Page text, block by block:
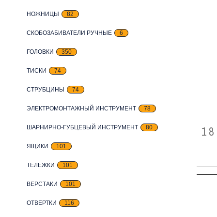
НОЖНИЦЫ 82
СКОБОЗАБИВАТЕЛИ РУЧНЫЕ 6
ГОЛОВКИ 350
ТИСКИ 74
СТРУБЦИНЫ 74
ЭЛЕКТРОМОНТАЖНЫЙ ИНСТРУМЕНТ 78
ШАРНИРНО-ГУБЦЕВЫЙ ИНСТРУМЕНТ 80
ЯЩИКИ 101
ТЕЛЕЖКИ 101
ВЕРСТАКИ 101
ОТВЕРТКИ 116